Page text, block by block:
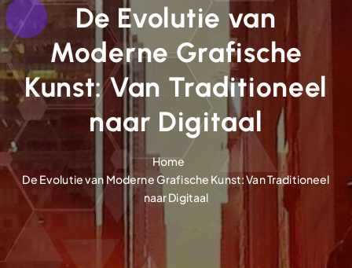
n
o
u
d
De Evolutie van
Moderne Grafische
Kunst: Van Traditioneel
naar Digitaal
Home
De Evolutie van Moderne Grafische Kunst: Van Traditioneel
naar Digitaal